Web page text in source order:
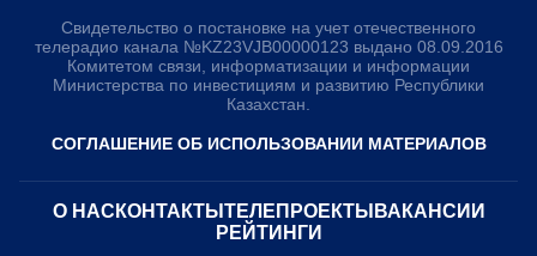
Свидетельство о постановке на учет отечественного
телерадио канала №KZ23VJB00000123 выдано 08.09.2016
Комитетом связи, информатизации и информации
Министерства по инвестициям и развитию Республики
Казахстан.
СОГЛАШЕНИЕ ОБ ИСПОЛЬЗОВАНИИ МАТЕРИАЛОВ
О НАС КОНТАКТЫ ТЕЛЕПРОЕКТЫ ВАКАНСИИ
РЕЙТИНГИ